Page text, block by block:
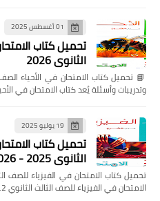
01 أغسطس 2025
تحميل كتاب
الثانوي 2026
وتدريبات وأسئلة يُعد كتاب الامتحان في
19 يوليو 2025
تحميل كتاب
الثانوي 2025 - 2026
الامتحان في الفيزياء للصف الثالث الثانوي 2…